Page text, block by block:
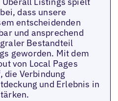
dass unsere
entscheidenden
und ansprechend
Bestandteil
geworden. Mit dem
von Local Pages
die Verbindung
und Erlebnis in